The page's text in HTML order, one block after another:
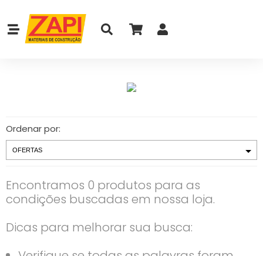
Ordenar por:
Encontramos 0 produtos para as
condições buscadas em nossa loja.
Dicas para melhorar sua busca: